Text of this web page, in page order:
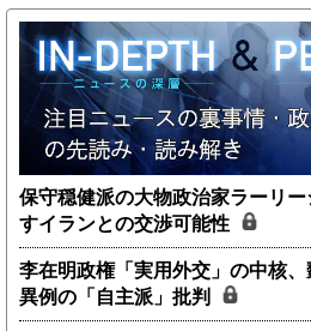
保守穏健派の大物政治家ラーリ
すイランとの交渉可能性
李在明政権「実用外交」の中核
異例の「自主派」批判